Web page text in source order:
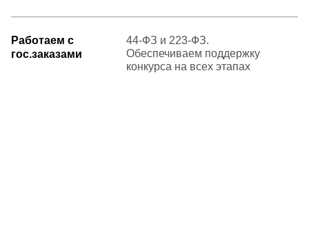
Работаем с
гос.заказами
44-ФЗ и 223-ФЗ.
Обеспечиваем поддержку
конкурса на всех этапах